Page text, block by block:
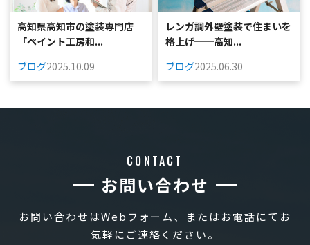
高知県高知市の塗装専門店
「ペイント工房和...
ブログ2025.10.09
レンガ調外壁塗装で住まいを
格上げ──高知...
ブログ2025.06.30
CONTACT
お問い合わせ
お問い合わせはWebフォーム、またはお電話にてお
気軽にご連絡ください。